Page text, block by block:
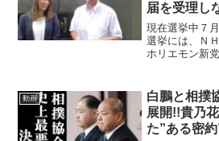
届を受理し
反！
現在選挙中７
選挙には、Ｎ
ホリエモン新
への投票をよ
モン新党 代表
ー立花孝志の
動画
白鵬と相撲
展開!!貴乃
た”ある密